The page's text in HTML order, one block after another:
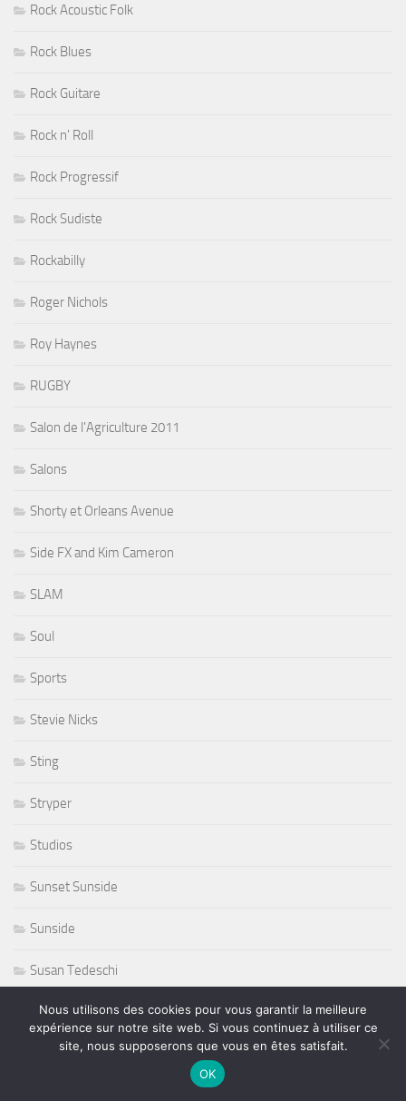
Rock Acoustic Folk
Rock Blues
Rock Guitare
Rock n' Roll
Rock Progressif
Rock Sudiste
Rockabilly
Roger Nichols
Roy Haynes
RUGBY
Salon de l'Agriculture 2011
Salons
Shorty et Orleans Avenue
Side FX and Kim Cameron
SLAM
Soul
Sports
Stevie Nicks
Sting
Stryper
Studios
Sunset Sunside
Sunside
Susan Tedeschi
Ted Curson
télevision
Nous utilisons des cookies pour vous garantir la meilleure
expérience sur notre site web. Si vous continuez à utiliser ce
site, nous supposerons que vous en êtes satisfait.
OK